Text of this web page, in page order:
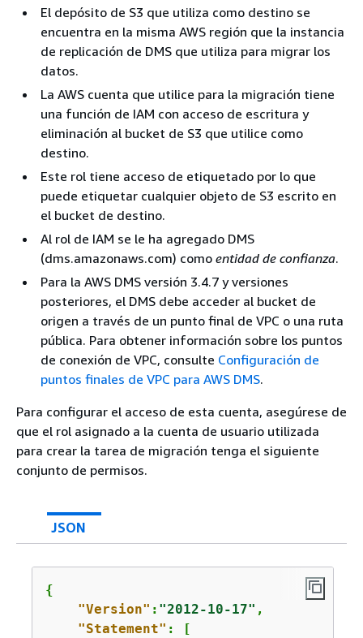
El depósito de S3 que utiliza como destino se
encuentra en la misma AWS región que la instancia
de replicación de DMS que utiliza para migrar los
datos.
La AWS cuenta que utilice para la migración tiene
una función de IAM con acceso de escritura y
eliminación al bucket de S3 que utilice como
destino.
Este rol tiene acceso de etiquetado por lo que
puede etiquetar cualquier objeto de S3 escrito en
el bucket de destino.
Al rol de IAM se le ha agregado DMS
(dms.amazonaws.com) como entidad de confianza.
Para la AWS DMS versión 3.4.7 y versiones
posteriores, el DMS debe acceder al bucket de
origen a través de un punto final de VPC o una ruta
pública. Para obtener información sobre los puntos
de conexión de VPC, consulte Configuración de
puntos finales de VPC para AWS DMS.
Para configurar el acceso de esta cuenta, asegúrese de
que el rol asignado a la cuenta de usuario utilizada
para crear la tarea de migración tenga el siguiente
conjunto de permisos.
JSON
{
"Version" : "2012-10-17" ,
"Statement" : [